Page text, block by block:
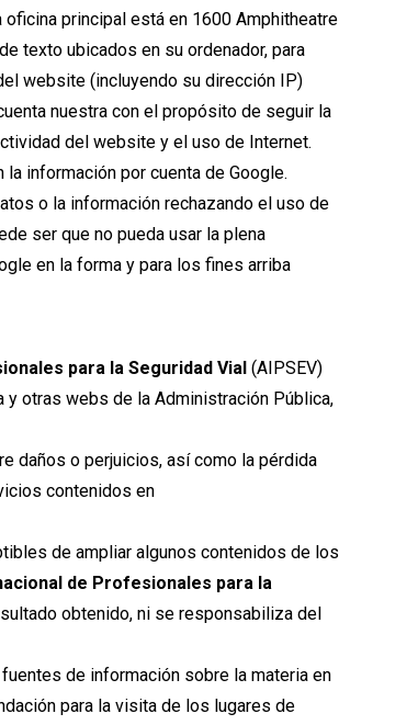
principal está en 1600 Amphitheatre
texto ubicados en su ordenador, para
website (incluyendo su dirección IP)
nuestra con el propósito de seguir la
del website y el uso de Internet.
información por cuenta de Google.
o la información rechazando el uso de
ser que no pueda usar la plena
en la forma y para los fines arriba
para la Seguridad Vial (AIPSEV)
otras webs de la Administración Pública,
daños o perjuicios, así como la pérdida
contenidos en
de ampliar algunos contenidos de los
de Profesionales para la
obtenido, ni se responsabiliza del
de información sobre la materia en
para la visita de los lugares de